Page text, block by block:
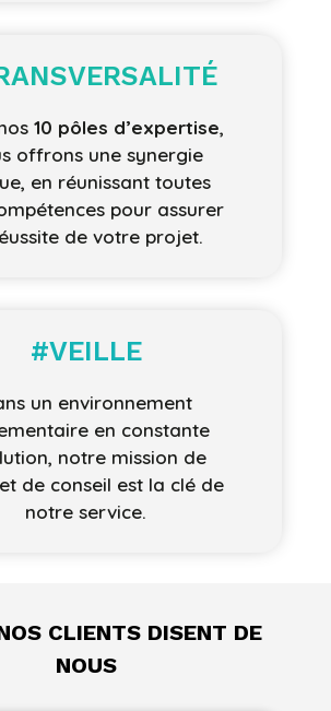
10 pôles d’expertise,
offrons une synergie
en réunissant toutes
pour assurer
de votre projet.
#VEILLE
un environnement
en constante
notre mission de
de conseil est la clé de
notre service.
CLIENTS DISENT DE
NOUS